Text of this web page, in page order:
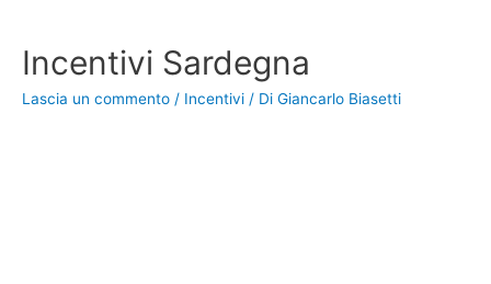
Incentivi Sardegna
Lascia un commento / Incentivi / Di Giancarlo Biasetti